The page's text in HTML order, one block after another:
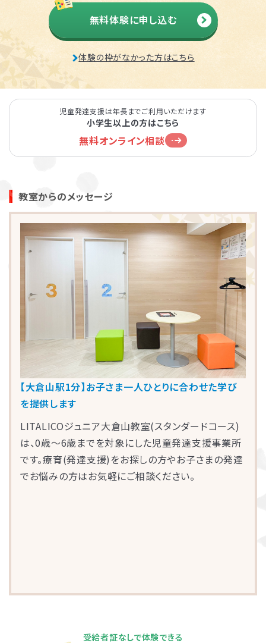
無料体験に申し込む
体験の枠がなかった方はこちら
児童発達支援は年長までご利用いただけます
小学生以上の方はこちら
無料オンライン相談
教室からのメッセージ
【大倉山駅1分】お子さま一人ひとりに合わせた学び
を提供します
LITALICOジュニア大倉山教室(スタンダードコース)
は、0歳～6歳までを対象にした児童発達支援事業所
です。療育(発達支援)をお探しの方やお子さまの発達
でお悩みの方はお気軽にご相談ください。
受給者証なしで体験できる